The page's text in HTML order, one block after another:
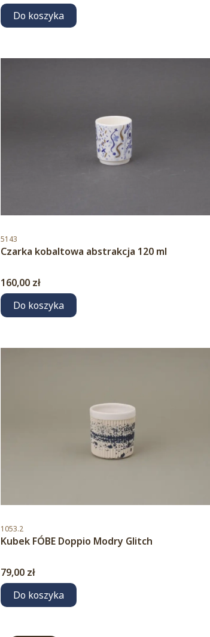
Do koszyka
Kod produktu
5143
Czarka kobaltowa abstrakcja 120 ml
Cena
160,00 zł
Do koszyka
Kod produktu
1053.2
Kubek FÓBE Doppio Modry Glitch
Cena
79,00 zł
Do koszyka